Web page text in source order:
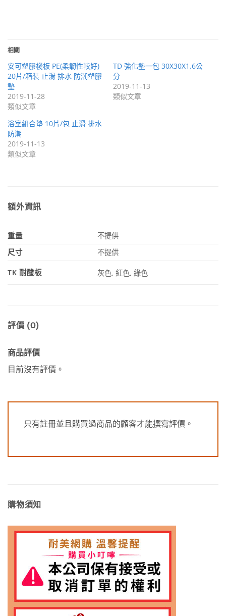
相關
安可塑膠棧板 PE(柔韌性較好)
20片/箱裝 止滑 排水 防潮塑膠
墊
2019-11-28
類似文章
TD 強化墊一包 30X30X1.6公
分
2019-11-13
類似文章
浴室組合墊 10片/包 止滑 排水
防潮
2019-11-13
類似文章
額外資訊
重量
不提供
尺寸
不提供
TK 耐酸板 灰色, 紅色, 綠色
評價 (0)
商品評價
目前沒有評價。
只有註冊並且購買過商品的顧客才能撰寫評價。
購物須知